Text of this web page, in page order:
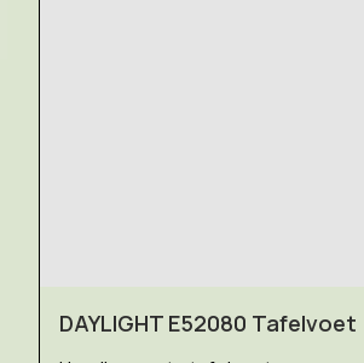
DAYLIGHT E52080 Tafelvoet